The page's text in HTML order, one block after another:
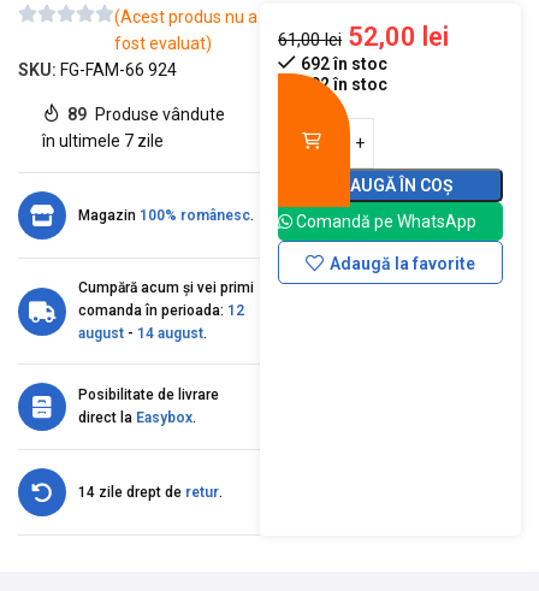
(Acest produs nu a
fost evaluat)
SKU: FG-FAM-66 924
89 Produse vândute
în ultimele 7 zile
Magazin 100% românesc.
Cumpără acum și vei primi
comanda în perioada: 12
august - 14 august.
Posibilitate de livrare
direct la Easybox.
14 zile drept de retur.
61,00lei 52,00 lei
692 în stoc
692 în stoc
ADAUGĂ ÎN COȘ
Comandă pe WhatsApp
Adaugă la favorite